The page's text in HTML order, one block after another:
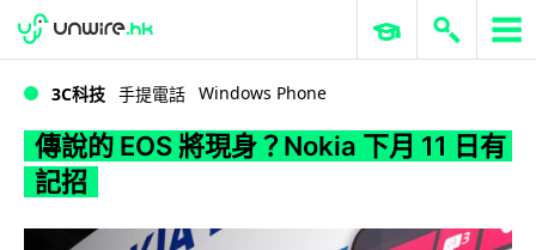
WWDC 2026 ERP 與商業 AI
3C科技 手提電話 Windows Phone
傳說的 EOS 將現身？Nokia 下月 11 日有
記招